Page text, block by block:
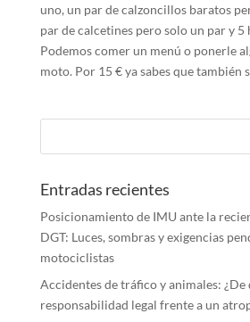
uno, un par de calzoncillos baratos
par de calcetines pero solo un par y 5
Podemos comer un menú o ponerle
moto. Por 15 € ya sabes que también
Entradas recientes
Posicionamiento de IMU ante la
DGT: Luces, sombras y exigencias
motociclistas
Accidentes de tráfico y animales: ¿De
responsabilidad legal frente a un